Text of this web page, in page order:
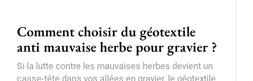
Comment choisir du géotextile
anti mauvaise herbe pour gravier ?
Si la lutte contre les mauvaises herbes devient un
casse-tête dans vos allées en gravier, le géotextile